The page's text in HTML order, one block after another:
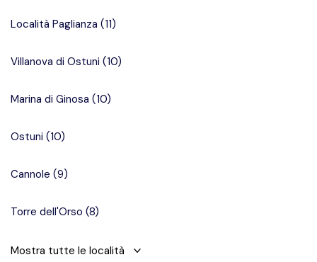
Località Paglianza (11)
Villanova di Ostuni (10)
Marina di Ginosa (10)
Ostuni (10)
Cannole (9)
Torre dell'Orso (8)
Mostra tutte le località